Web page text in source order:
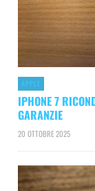
APPLE
IPHONE 7
GARANZIE
20 OTTOBRE 2025